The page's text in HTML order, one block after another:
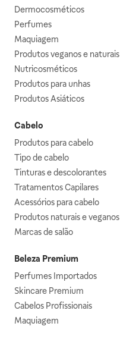
Dermocosméticos
Perfumes
Maquiagem
Produtos veganos e naturais
Nutricosméticos
Produtos para unhas
Produtos Asiáticos
Cabelo
Produtos para cabelo
Tipo de cabelo
Tinturas e descolorantes
Tratamentos Capilares
Acessórios para cabelo
Produtos naturais e veganos
Marcas de salão
Beleza Premium
Perfumes Importados
Skincare Premium
Cabelos Profissionais
Maquiagem